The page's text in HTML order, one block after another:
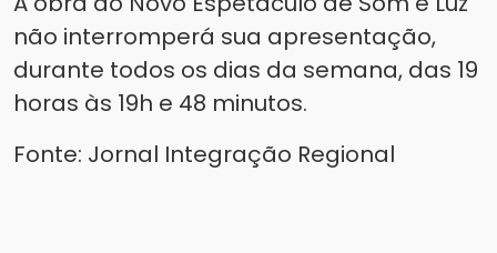
não interromperá sua apresentação,
durante todos os dias da semana, das 19
horas às 19h e 48 minutos.
Fonte: Jornal Integração Regional